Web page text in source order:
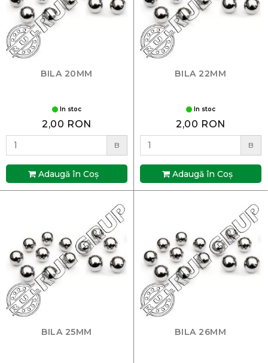
BILA 20MM
In stoc
2,00 RON
B
Adaugă în Coş
BILA 22MM
In stoc
2,00 RON
B
Adaugă în Coş
BILA 25MM BILA 26MM